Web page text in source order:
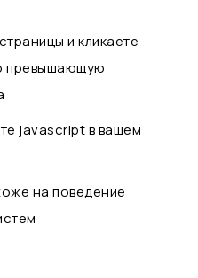
и кликаете
превышающую
javascript в вашем
на поведение